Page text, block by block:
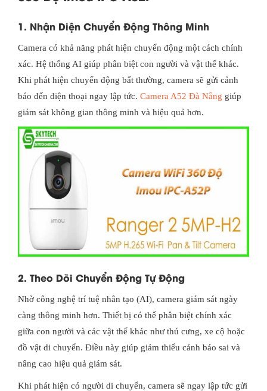
1. Nhận Diện Chuyển Động Thông Minh
Camera có khả năng phát hiện chuyển động một cách chính
xác. Hệ thống AI giúp phân biệt con người và vật thể khác.
Khi phát hiện chuyển động bất thường, camera sẽ gửi cảnh
báo đến điện thoại ngay lập tức. Camera A52 Đà Nẵng giúp
giám sát không gian thông minh và hiệu quả hơn.
2. Theo Dõi Chuyển Động Tự Động
Nhờ công nghệ trí tuệ nhân tạo (AI), camera giám sát ngày
càng thông minh hơn. Thiết bị có thể phân biệt chính xác
giữa con người và các vật thể khác như thú cưng, xe cộ hoặc
đồ vật di chuyển. Điều này giúp giảm thiểu cảnh báo sai và
nâng cao hiệu quả giám sát.
Khi phát hiện có người di chuyển, camera sẽ ngay lập tức gửi